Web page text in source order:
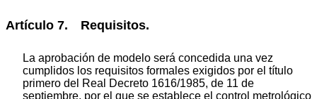
Artículo 7. Requisitos.
La aprobación de modelo será concedida una vez
cumplidos los requisitos formales exigidos por el título
primero del Real Decreto 1616/1985, de 11 de
septiembre, por el que se establece el control metrológico